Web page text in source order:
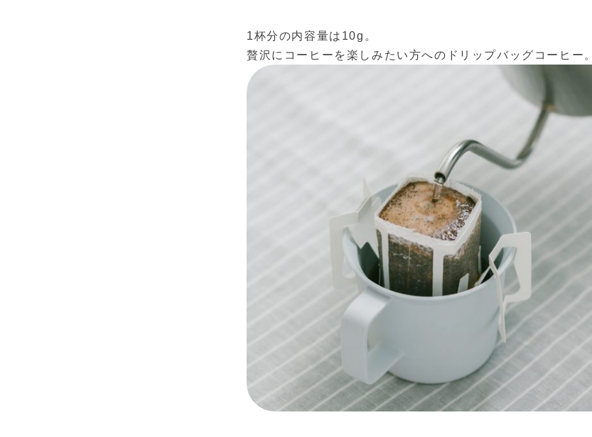
1杯分の内容量は10g。
贅沢にコーヒーを楽しみたい方へのドリップバッグコーヒー。